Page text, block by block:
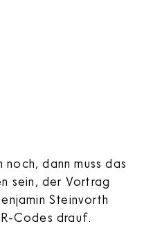
dann muss das
sein, der Vortrag
Steinvorth
Codes drauf.